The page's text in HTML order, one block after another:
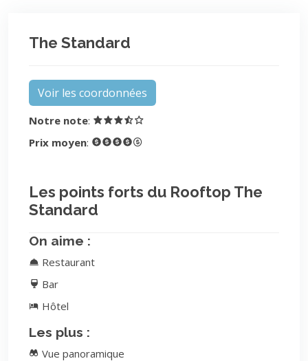
The Standard
Voir les coordonnées
Notre note:
Prix moyen:
Les points forts du Rooftop The
Standard
On aime :
Restaurant
Bar
Hôtel
Les plus :
Vue panoramique